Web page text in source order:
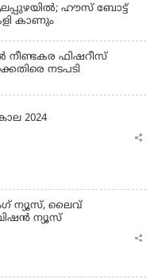
ഹൗസ് ബോട്ട്
കാണും
നീണ്ടകര ഫിഷറീസ്
നടപടി
2024
ന്യൂസ്, ലൈവ്
ന്യൂസ്